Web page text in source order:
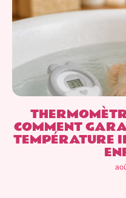
COMMENT
TEMPÉRATURE